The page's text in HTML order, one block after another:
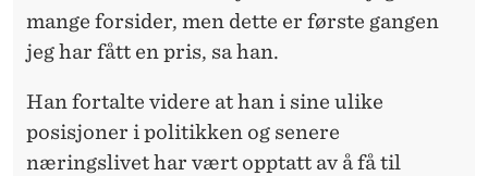
mange forsider, men dette er første gangen
jeg har fått en pris, sa han.
Han fortalte videre at han i sine ulike
posisjoner i politikken og senere
næringslivet har vært opptatt av å få til